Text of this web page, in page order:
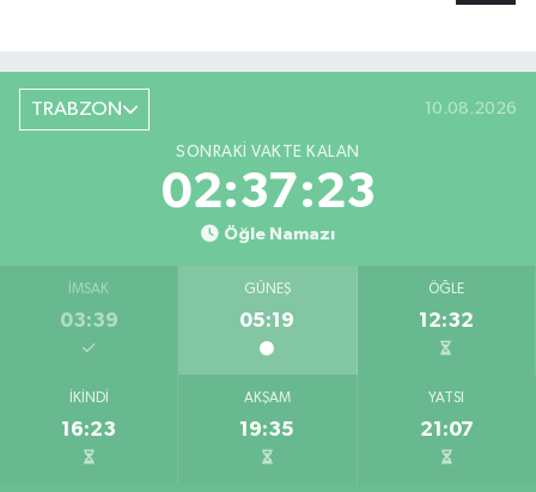
TRABZON 10.08.2026
SONRAKI VAKTE KALAN
02:37:23
Öğle Namazı
İMSAK
03:39
GÜNEŞ
05:19
ÖĞLE
12:32
İKINDI
16:23
AKŞAM
19:35
YATSI
21:07